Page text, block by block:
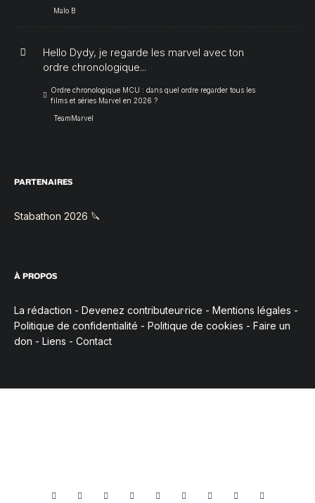
Malo B
Hello Dydy, je regarde les marvel avec ton
ordre chronologique...
Ordre chronologique MCU : dans quel ordre regarder tous les
films et séries Marvel en 2026 ?
TeamMarvel
PARTENAIRES
Stabathon 2026 🔪
À PROPOS
La rédaction - Devenez contributeur·rice - Mentions légales -
Politique de confidentialité - Politique de cookies - Faire un
don - Liens - Contact